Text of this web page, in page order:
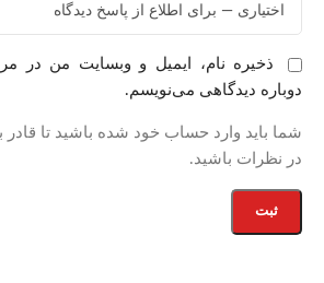
ذخیره نام، ایمیل و وبسایت من در
دوباره دیدگاهی می‌نویسم.
شما باید وارد حساب خود شده باشید تا قادر
در نظرات باشید.